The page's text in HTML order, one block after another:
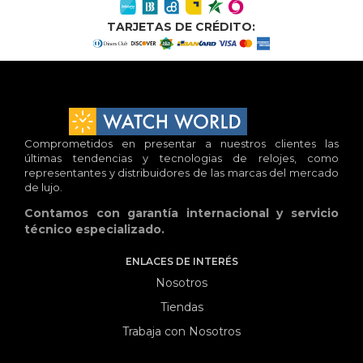
TARJETAS DE CRÉDITO:
Comprometidos en presentar a nuestros clientes las
últimas tendencias y tecnologias de relojes, como
representantes y distribuidores de las marcas del mercado
de lujo.
Contamos con garantía internacional y servicio
técnico especializado.
ENLACES DE INTERÉS
Nosotros
Tiendas
Trabaja con Nosotros